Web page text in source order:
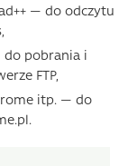
— do odczytu
do pobrania i
FTP,
itp. — do